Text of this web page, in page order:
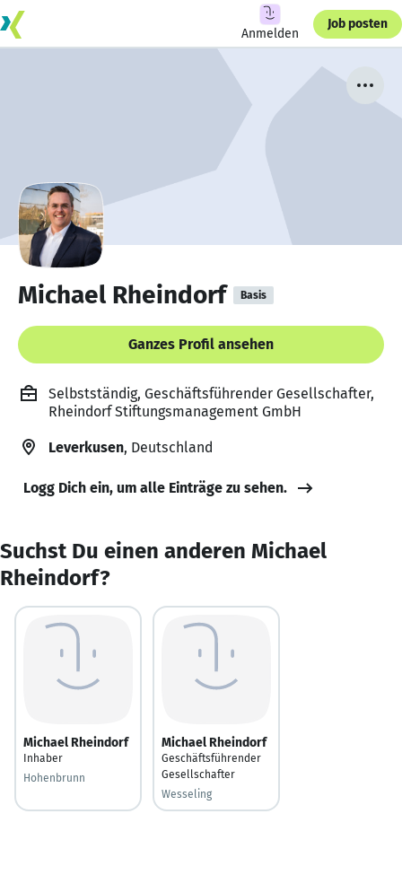
Anmelden
Job posten
Michael Rheindorf Basis
Ganzes Profil ansehen
Selbstständig, Geschäftsführender Gesellschafter,
Rheindorf Stiftungsmanagement GmbH
Leverkusen, Deutschland
Logg Dich ein, um alle Einträge zu sehen.
Suchst Du einen anderen Michael
Rheindorf?
Michael Rheindorf
Inhaber
Hohenbrunn
Michael Rheindorf
Geschäftsführender
Gesellschafter
Wesseling